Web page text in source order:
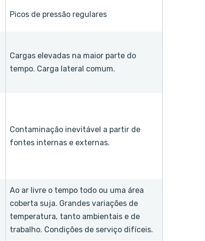
Picos de pressão regulares
Cargas elevadas na maior parte do
tempo. Carga lateral comum.
Contaminação inevitável a partir de
fontes internas e externas.
Ao ar livre o tempo todo ou uma área
coberta suja. Grandes variações de
temperatura, tanto ambientais e de
trabalho. Condições de serviço difíceis.